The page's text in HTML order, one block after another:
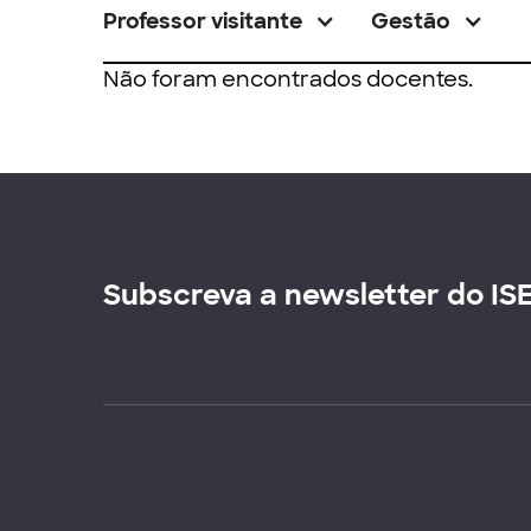
Professor visitante Gestão
Não foram encontrados docentes.
Subscreva a newsletter do